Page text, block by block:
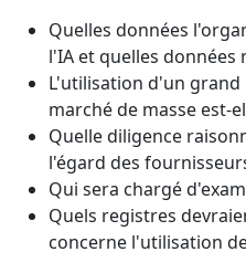
Quelles données
l'IA et quelles données
L'utilisation d'un
marché de masse est-
Quelle diligence
l'égard des
Qui sera chargé
Quels registres
concerne l'utilisation